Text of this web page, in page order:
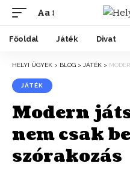
Aa
Főoldal Játék Divat
HELYI ÜGYEK > BLOG > JÁTÉK >
JÁTÉK
Modern
nem csak
szórakozás